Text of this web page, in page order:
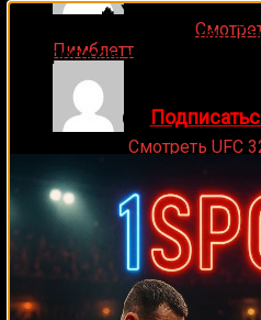
Пимблетт
Смотреть UFC
Случайные боксеры
Арнел Баротилло Майк Джеймесон
Патрик Чарпентье Тор
Эсекьель Мадерна
Хосе Васкес
Пол Батлер Джошуа
🔥 Хочешь
Подписывайся на наш
прогнозы на
👉